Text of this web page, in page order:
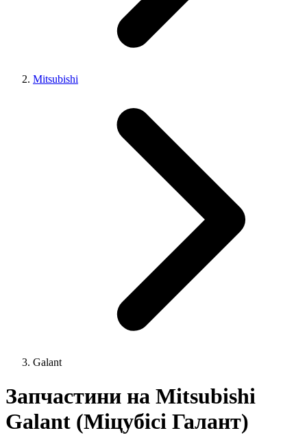
Mitsubishi
Galant
Запчастини на Mitsubishi
Galant (Міцубісі Галант)